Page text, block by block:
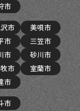
市
市
美唄市
市
三笠市
市
砂川市
市
室蘭市
市
市